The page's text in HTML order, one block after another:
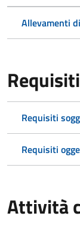
Allevamenti
Requisiti
Requisiti
Requisiti
Attività